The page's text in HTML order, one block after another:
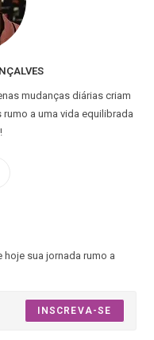
mudanças diárias criam
a uma vida equilibrada
sua jornada rumo a
INSCREVA-SE